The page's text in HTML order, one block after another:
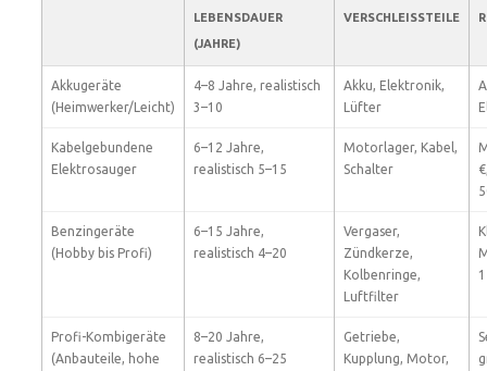
LEBENSDAUER
(JAHRE)
VERSCHLEISSTEILE
Akkugeräte
(Heimwerker/Leicht)
4–8 Jahre, realistisch
3–10
Akku, Elektronik,
Lüfter
Kabelgebundene
Elektrosauger
6–12 Jahre,
realistisch 5–15
Motorlager, Kabel,
Schalter
Benzingeräte
(Hobby bis Profi)
6–15 Jahre,
realistisch 4–20
Vergaser,
Zündkerze,
Kolbenringe,
Luftfilter
Profi-Kombigeräte
(Anbauteile, hohe
8–20 Jahre,
realistisch 6–25
Getriebe,
Kupplung, Motor,